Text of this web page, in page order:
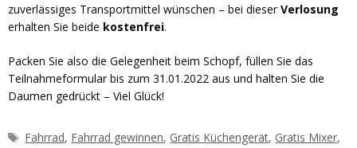
zuverlässiges Transportmittel wünschen – bei dieserVerlosung
erhalten Sie beide kostenfrei.
Packen Sie also die Gelegenheit beim Schopf, füllen Sie das
Teilnahmeformular bis zum 31.01.2022 aus und halten Sie die
Daumen gedrückt – Viel Glück!
Schlagwörter
Fahrrad, Fahrrad gewinnen, Gratis Küchengerät, Gratis Mixer,